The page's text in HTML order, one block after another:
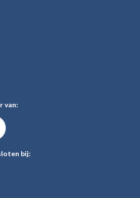
van:
bij: